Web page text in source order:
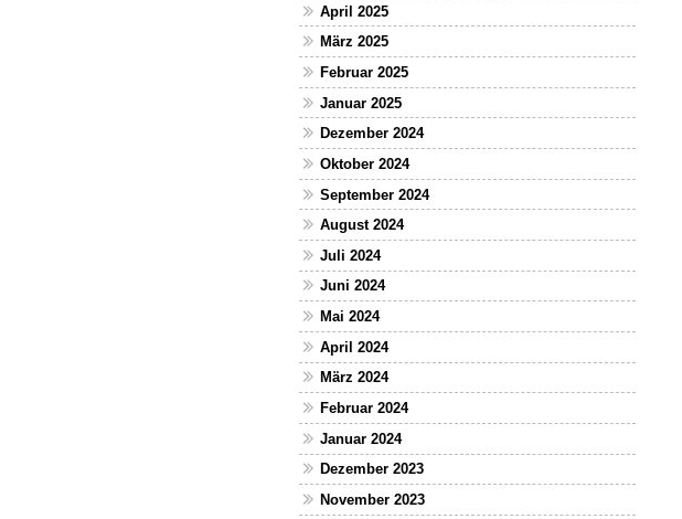
April 2025
März 2025
Februar 2025
Januar 2025
Dezember 2024
Oktober 2024
September 2024
August 2024
Juli 2024
Juni 2024
Mai 2024
April 2024
März 2024
Februar 2024
Januar 2024
Dezember 2023
November 2023